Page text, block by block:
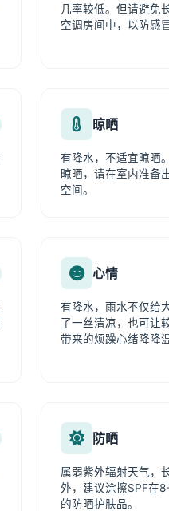
几率较低。但请避免
空调房间中，以防感
晾晒
有降水，不适宜晾晒
晾晒，请在室内准备
空间。
心情
有降水，雨水不仅给
了一丝清凉，也可让
带来的烦躁心绪降降
防晒
属弱紫外辐射天气，
外，建议涂擦SPF在
的防晒护肤品。